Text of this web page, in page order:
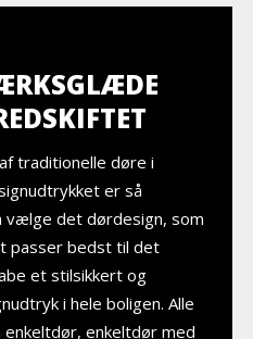
traditionelle døre i
er så
vælge det dørdesign, som
passer bedst til det
et stilsikkert og
i hele boligen. Alle
enkeltdør med